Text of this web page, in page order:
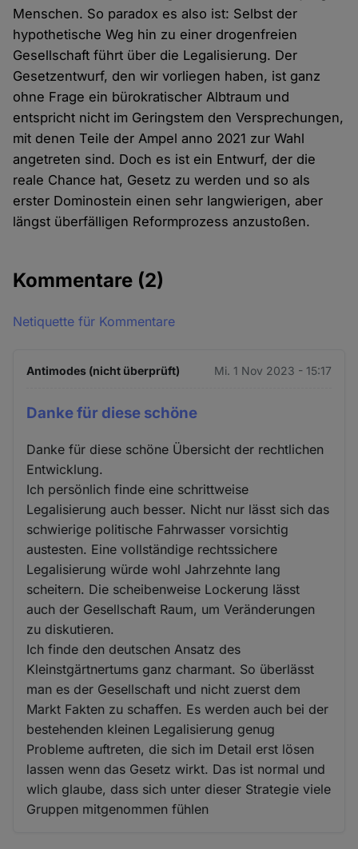
Menschen. So paradox es also ist: Selbst der
hypothetische Weg hin zu einer drogenfreien
Gesellschaft führt über die Legalisierung. Der
Gesetzentwurf, den wir vorliegen haben, ist ganz
ohne Frage ein bürokratischer Albtraum und
entspricht nicht im Geringstem den Versprechungen,
mit denen Teile der Ampel anno 2021 zur Wahl
angetreten sind. Doch es ist ein Entwurf, der die
reale Chance hat, Gesetz zu werden und so als
erster Dominostein einen sehr langwierigen, aber
längst überfälligen Reformprozess anzustoßen.
Kommentare (2)
Netiquette für Kommentare
Antimodes (nicht überprüft) Mi. 1 Nov 2023 - 15:17
Danke für diese schöne
Danke für diese schöne Übersicht der rechtlichen
Entwicklung.
Ich persönlich finde eine schrittweise
Legalisierung auch besser. Nicht nur lässt sich das
schwierige politische Fahrwasser vorsichtig
austesten. Eine vollständige rechtssichere
Legalisierung würde wohl Jahrzehnte lang
scheitern. Die scheibenweise Lockerung lässt
auch der Gesellschaft Raum, um Veränderungen
zu diskutieren.
Ich finde den deutschen Ansatz des
Kleinstgärtnertums ganz charmant. So überlässt
man es der Gesellschaft und nicht zuerst dem
Markt Fakten zu schaffen. Es werden auch bei der
bestehenden kleinen Legalisierung genug
Probleme auftreten, die sich im Detail erst lösen
lassen wenn das Gesetz wirkt. Das ist normal und
wlich glaube, dass sich unter dieser Strategie viele
Gruppen mitgenommen fühlen